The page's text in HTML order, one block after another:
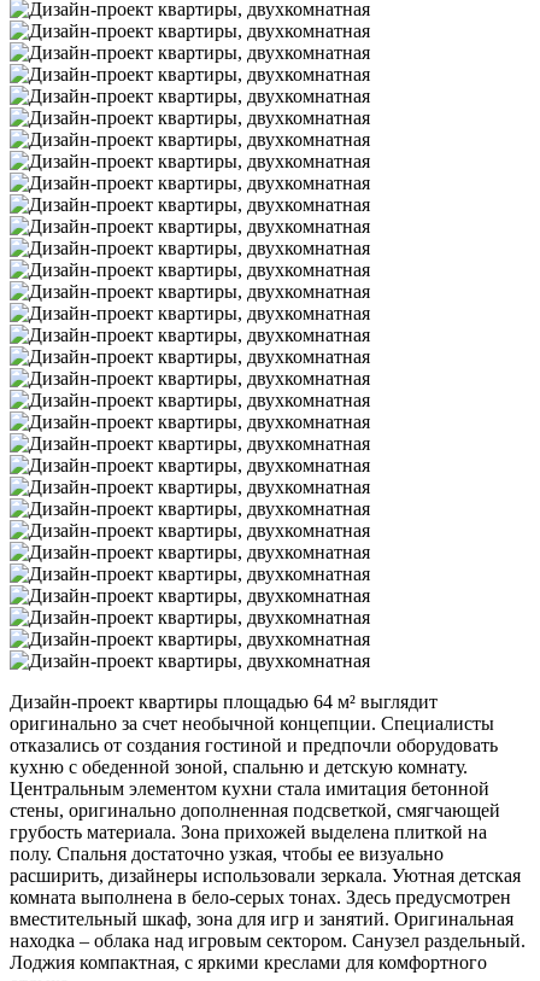
Дизайн-проект квартиры площадью 64 м² выглядит
оригинально за счет необычной концепции. Специалисты
отказались от создания гостиной и предпочли оборудовать
кухню с обеденной зоной, спальню и детскую комнату.
Центральным элементом кухни стала имитация бетонной
стены, оригинально дополненная подсветкой, смягчающей
грубость материала. Зона прихожей выделена плиткой на
полу. Спальня достаточно узкая, чтобы ее визуально
расширить, дизайнеры использовали зеркала. Уютная детская
комната выполнена в бело-серых тонах. Здесь предусмотрен
вместительный шкаф, зона для игр и занятий. Оригинальная
находка – облака над игровым сектором. Санузел раздельный.
Лоджия компактная, с яркими креслами для комфортного